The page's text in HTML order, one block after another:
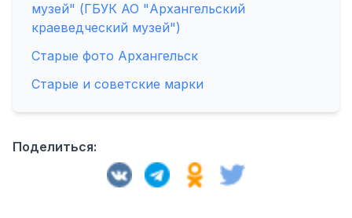
музей" (ГБУК АО "Архангельский
краеведческий музей")
Старые фото Архангельск
Старые и советские марки
Поделиться: